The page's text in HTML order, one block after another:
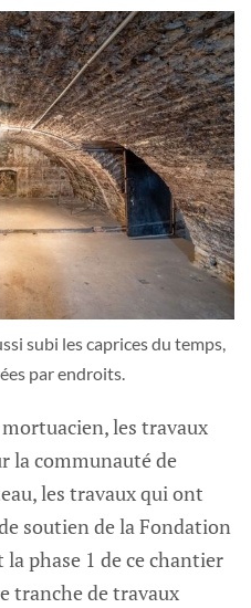
subi les caprices du temps,
par endroits.
les travaux
la communauté de
les travaux qui ont
soutien de la Fondation
phase 1 de ce chantier
tranche de travaux